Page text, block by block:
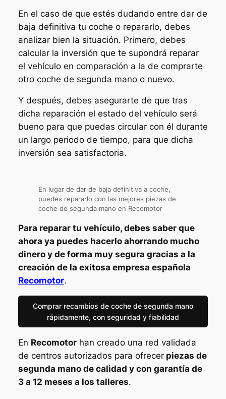
En el caso de que estés dudando entre dar de
baja definitiva tu coche o repararlo, debes
analizar bien la situación. Primero, debes
calcular la inversión que te supondrá reparar
el vehículo en comparación a la de comprarte
otro coche de segunda mano o nuevo.
Y después, debes asegurarte de que tras
dicha reparación el estado del vehículo será
bueno para que puedas circular con él durante
un largo periodo de tiempo, para que dicha
inversión sea satisfactoria.
En lugar de dar de baja definitiva a coche,
puedes repararlo con las mejores piezas de
coche de segunda mano en Recomotor
Para reparar tu vehículo, debes saber que
ahora ya puedes hacerlo ahorrando mucho
dinero y de forma muy segura gracias a la
creación de la exitosa empresa española
Recomotor.
Comprar recambios de coche de segunda mano
rápidamente, con seguridad y fiabilidad
En Recomotorhan creado una red validada
de centros autorizados para ofrecerpiezas de
segunda mano de calidad y con garantía de
3 a 12 meses a los talleres.